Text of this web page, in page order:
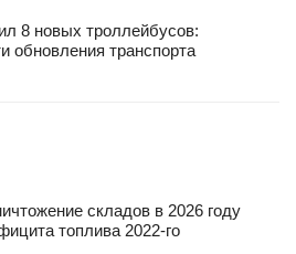
8 новых троллейбусов:
обновления транспорта
складов в 2026 году
топлива 2022-го